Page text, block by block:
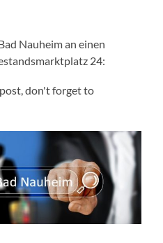
Nauheim an einen
24:
don't forget to